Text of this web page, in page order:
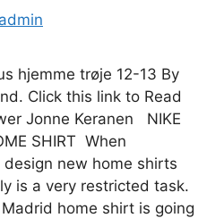
admin
hjemme trøje 12-13 By
Click this link to Read
Jonne Keranen NIKE
SHIRT When
new home shirts
is a very restricted task.
home shirt is going